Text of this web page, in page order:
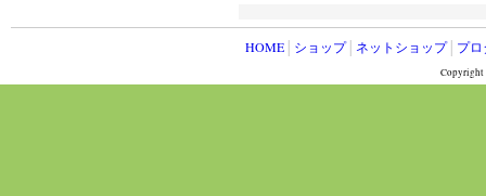
HOME ショップ│ ネットショップ│ プ
Copyright